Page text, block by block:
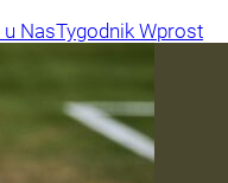
NasTygodnik Wprost